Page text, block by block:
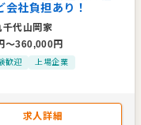
社負担あり！
千代山岡家
〜360,000円
歓迎
上場企業
求人詳細